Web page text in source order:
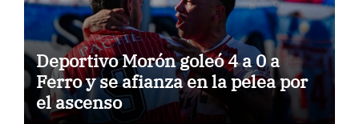
Deportivo Morón goleó 4 a 0 a
Ferro y se afianza en la pelea por
el ascenso